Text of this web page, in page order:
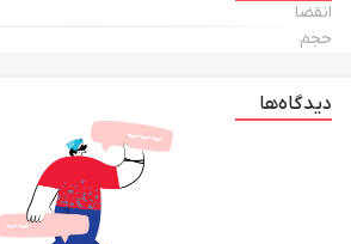
سایر قسمت‌ها علائم خستگی و افزایش سن را نشان
انتخاب یک محصول تخصصی و باکیفیت برای این
شده و در نتیجه می‌تواند به بهبود ظاهر پوست
این، استفاده منظم از چنین محصولی به مرور باعث
نرم‌تر، صاف‌تر و شاداب‌تر به نظر برسد.
وجود جنسینگ در این محصول یکی از نقاط قوت
جنسینگ به عنوان یکی از ترکیبات محبوب در مراقبت
انقضا
حجم
دیدگاه‌ها